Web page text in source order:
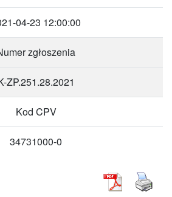
04-23 12:00:00
zgłoszenia
ZP.251.28.2021
Kod CPV
34731000-0